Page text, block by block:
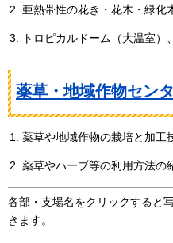
亜熱帯性の花き・花木・緑化
トロピカルドーム（大温室
薬草・地域作物セン
薬草や地域作物の栽培と加工
薬草やハーブ等の利用方法の
各部・支場名をクリックすると
きます。